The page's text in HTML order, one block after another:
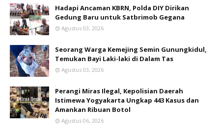
Hadapi Ancaman KBRN, Polda DIY Dirikan
Gedung Baru untuk Satbrimob Gegana
Agustus 03, 2026
Seorang Warga Kemejing Semin Gunungkidul,
Temukan Bayi Laki-laki di Dalam Tas
Agustus 03, 2026
Perangi Miras Ilegal, Kepolisian Daerah
Istimewa Yogyakarta Ungkap 443 Kasus dan
Amankan Ribuan Botol
Agustus 06, 2026